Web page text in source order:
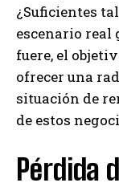
¿Suficientes
escenario real
fuere, el
ofrecer una
situación de
de estos
Pérdida